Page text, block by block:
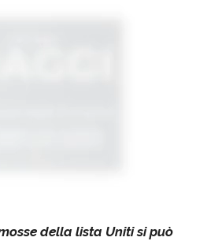
della lista Uniti si può